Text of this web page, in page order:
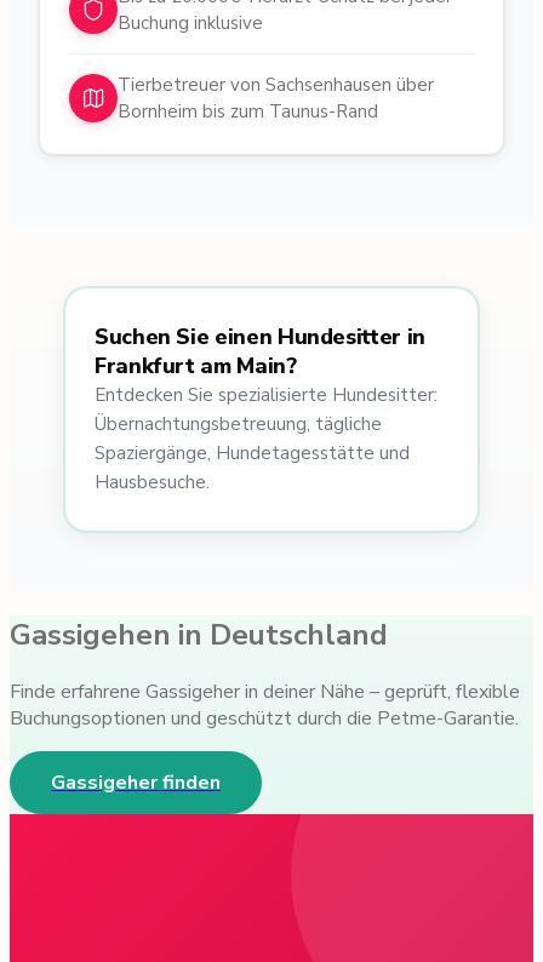
Buchung inklusive
Tierbetreuer von Sachsenhausen über
Bornheim bis zum Taunus-Rand
Suchen Sie einen Hundesitter in
Frankfurt am Main?
Entdecken Sie spezialisierte Hundesitter:
Übernachtungsbetreuung, tägliche
Spaziergänge, Hundetagesstätte und
Hausbesuche.
Gassigehen in Deutschland
Finde erfahrene Gassigeher in deiner Nähe – geprüft, flexible
Buchungsoptionen und geschützt durch die Petme-Garantie.
Gassigeher finden